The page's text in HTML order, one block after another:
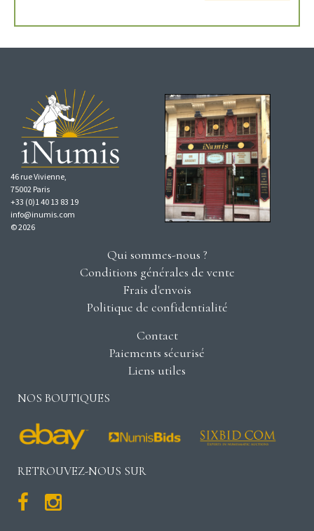
46 rue Vivienne,
75002 Paris
+33 (0)1 40 13 83 19
info@inumis.com
© 2026
Qui sommes-nous ?
Conditions générales de vente
Frais d'envois
Politique de confidentialité
Contact
Paiements sécurisé
Liens utiles
NOS BOUTIQUES
RETROUVEZ-NOUS SUR